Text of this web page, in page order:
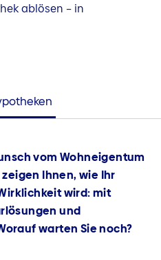
ablösen – in
vom Wohneigentum
Ihnen, wie Ihr
wird: mit
und
warten Sie noch?